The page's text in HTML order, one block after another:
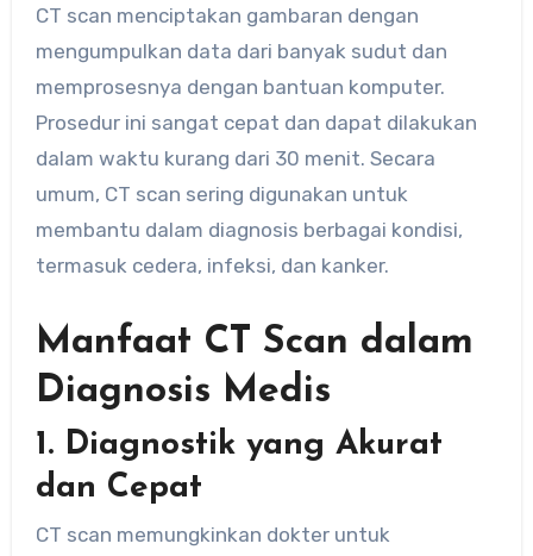
CT scan menciptakan gambaran dengan
mengumpulkan data dari banyak sudut dan
memprosesnya dengan bantuan komputer.
Prosedur ini sangat cepat dan dapat dilakukan
dalam waktu kurang dari 30 menit. Secara
umum, CT scan sering digunakan untuk
membantu dalam diagnosis berbagai kondisi,
termasuk cedera, infeksi, dan kanker.
Manfaat CT Scan dalam
Diagnosis Medis
1. Diagnostik yang Akurat
dan Cepat
CT scan memungkinkan dokter untuk